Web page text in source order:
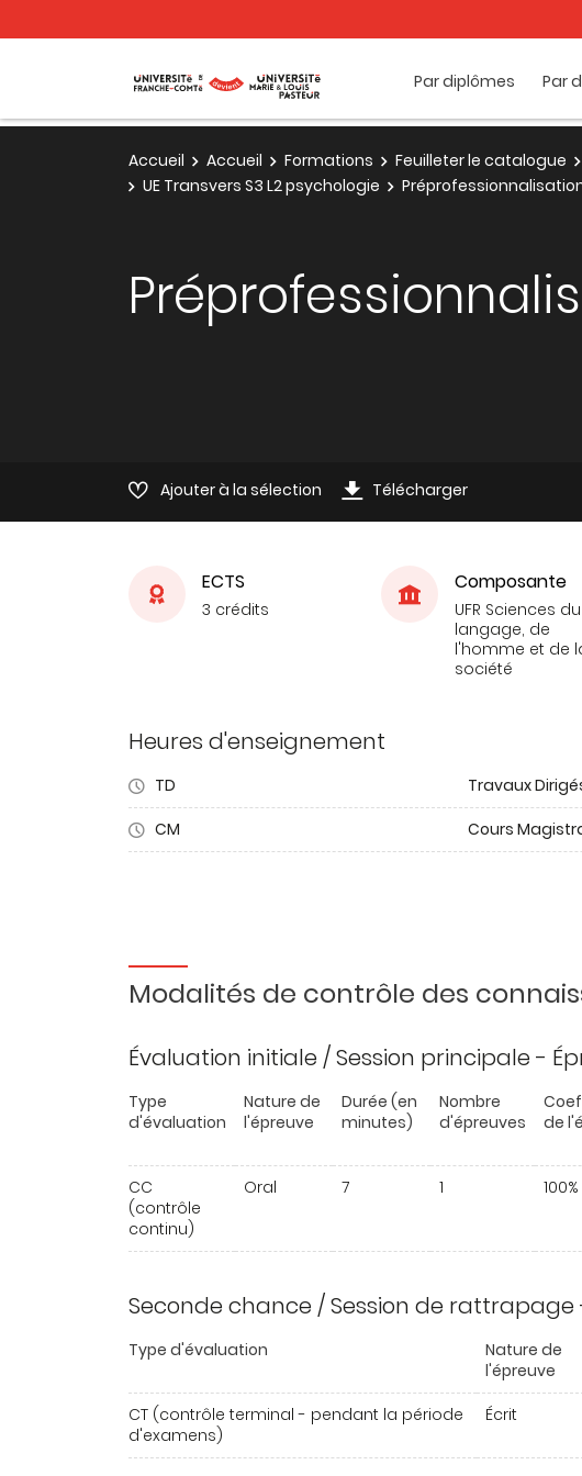
Par diplômes Par
Accueil Accueil Formations Feuilleter le catalogue
UE Transvers S3 L2 psychologie
Ajouter à la sélection Télécharger
ECTS
3 crédits
Composante
UFR Sciences du
langage, de
l'homme et de
société
Heures d'enseignement
TD Travaux
CM
Cours
Modalités de contrôle des
Évaluation initiale / Session principale -
Type
d'évaluation
Nature de
l'épreuve
Durée (en
minutes)
Nombre
d'épreuves
de
CC
(contrôle
continu)
Oral 7 1 100%
Seconde chance / Session de rattrapage
Type d'évaluation
Nature de
l'épreuve
CT (contrôle terminal - pendant la période
d'examens)
Écrit